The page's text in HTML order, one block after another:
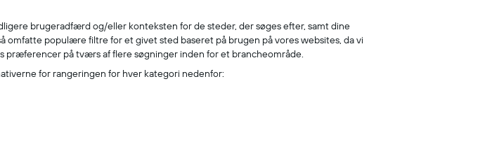
brugeradfærd og/eller konteksten for de steder, der søges efter, samt dine
omfatte populære filtre for et givet sted baseret på brugen på vores websites, da vi
præferencer på tværs af flere søgninger inden for et brancheområde.
for rangeringen for hver kategori nedenfor: